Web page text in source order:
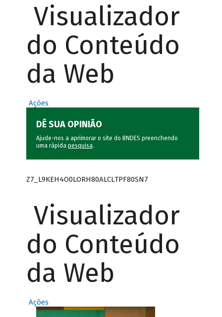
Visualizador
do Conteúdo
da Web
Ações
DÊ SUA OPINIÃO
Ajude-nos a aprimorar o site do BNDES preenchendo
uma rápida pesquisa.
Z7_L9KEH4O0LORH80ALCLTPF80SN7
Visualizador
do Conteúdo
da Web
Ações